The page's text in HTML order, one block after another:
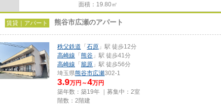
面積：19.80㎡
賃貸｜アパート 熊谷市広瀬のアパート
秩父鉄道 「 石原 」駅 徒歩12分
高崎線 「 熊谷 」駅 徒歩41分
高崎線 「 籠原 」駅 徒歩56分
埼玉県熊谷市広瀬302-1
3.9万円～4万円
築年数：築19年 ｜募集中： 2室
階数：2階建